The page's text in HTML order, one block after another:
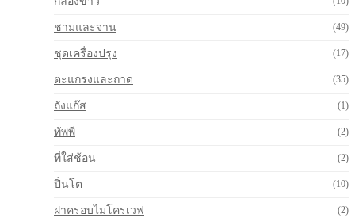
ชามและจาน (49)
ชุดเครื่องปรุง (17)
ตะแกรงและถาด (35)
ถังแก๊ส (1)
ทัพพี (2)
ที่ใส่ช้อน (2)
ปิ่นโต (10)
ฝาครอบไมโครเวฟ (2)